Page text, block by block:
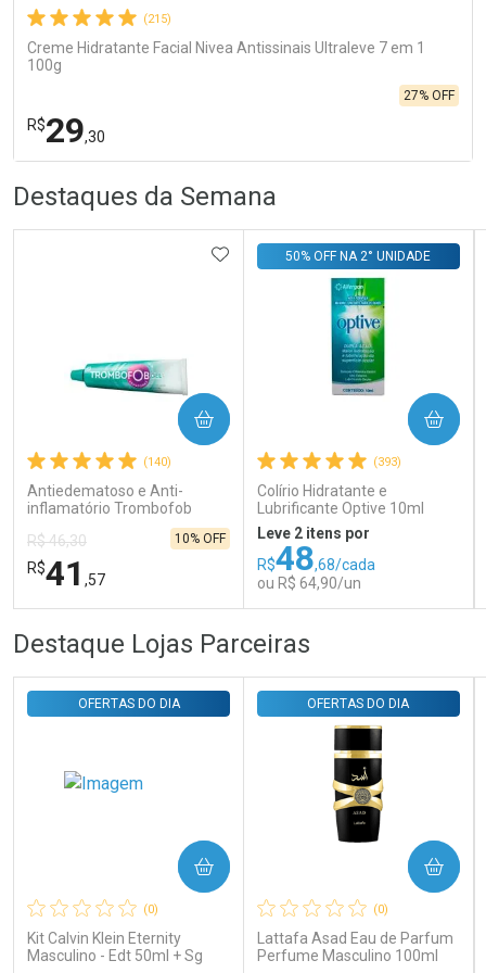
(215)
Creme Hidratante Facial Nivea Antissinais Ultraleve 7 em 1
100g
R$29,30
27% OFF
Laboratório
Comprar sem Desconto
Por R$ 29,30/cada
Por Menos
Comprar sem Desconto
Por R$ 29,30/cada
Destaques da Semana
(140)
Antiedematoso e Anti-
inflamatório Trombofob
R$ 46,30
R$41 ,57
10% OFF
ADICIONAR AOS FAVORITOS
COMPRAR
FECHAR
Laboratório
Comprar sem Desconto
Por R$ 41,57/cada
FECHAR
Por Menos
Comprar sem Desconto
Por R$ 41,57/cada
(393)
Colírio Hidratante e
Lubrificante Optive 10ml
50% OFF NA 2° UNIDADE
Leve 2 itens por
R$48,68/cada
ou R$ 64,90/un
COMPRAR
Comprar sem Desconto
Por R$ 64,90/cada
Por Menos
Comprar sem Desconto
Por R$ 64,90/cada
Destaque Lojas Parceiras
(0)
Kit Calvin Klein Eternity
Masculino - Edt 50ml + Sg
OFERTAS DO DIA
COMPRAR
(0)
Lattafa Asad Eau de Parfum
Perfume Masculino 100ml
OFERTAS DO DIA
COMPRAR